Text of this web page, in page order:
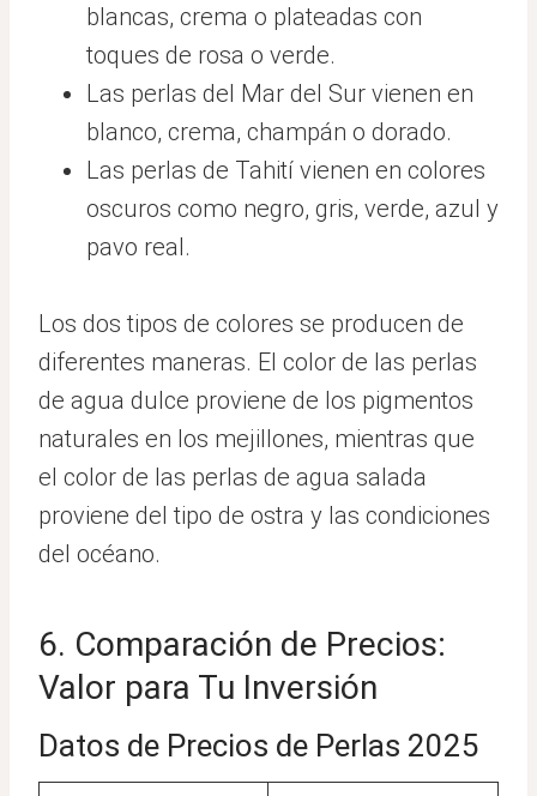
blancas, crema o plateadas con
toques de rosa o verde.
Las perlas del Mar del Sur vienen en
blanco, crema, champán o dorado.
Las perlas de Tahití vienen en colores
oscuros como negro, gris, verde, azul y
pavo real.
Los dos tipos de colores se producen de
diferentes maneras. El color de las perlas
de agua dulce proviene de los pigmentos
naturales en los mejillones, mientras que
el color de las perlas de agua salada
proviene del tipo de ostra y las condiciones
del océano.
6. Comparación de Precios:
Valor para Tu Inversión
Datos de Precios de Perlas 2025